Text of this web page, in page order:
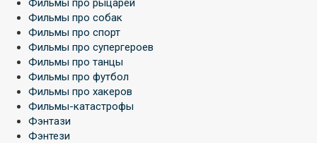
Фильмы про собак
Фильмы про спорт
Фильмы про супергероев
Фильмы про танцы
Фильмы про футбол
Фильмы про хакеров
Фильмы-катастрофы
Фэнтази
Фэнтези